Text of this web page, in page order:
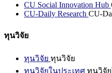
CU Social Innovation Hub
CU-Daily Research CU-
ทุนวิจัย
ทุนวิจัย ทุนวิจัย
ทุนวิจัยในประเทศ ทุนวิจั